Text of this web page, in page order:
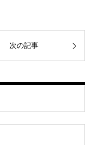
次の記事